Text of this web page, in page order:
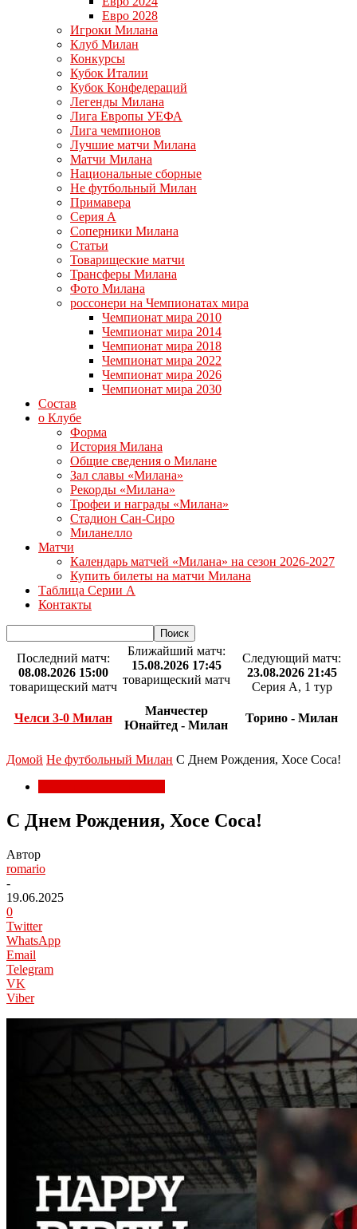
Евро 2028
Игроки Милана
Клуб Милан
Конкурсы
Кубок Италии
Кубок Конфедераций
Легенды Милана
Лига Европы УЕФА
Лига чемпионов
Лучшие матчи Милана
Матчи Милана
Национальные сборные
Не футбольный Милан
Примавера
Серия А
Соперники Милана
Статьи
Товарищеские матчи
Трансферы Милана
Фото Милана
россонери на Чемпионатах мира
Чемпионат мира 2010
Чемпионат мира 2014
Чемпионат мира 2018
Чемпионат мира 2022
Чемпионат мира 2026
Чемпионат мира 2030
Состав
о Клубе
Форма
История Милана
Общие сведения о Милане
Зал славы «Милана»
Рекорды «Милана»
Трофеи и награды «Милана»
Стадион Сан-Сиро
Миланелло
Матчи
Календарь матчей «Милана» на сезон 2026-2027
Купить билеты на матчи Милана
Таблица Серии А
Контакты
Последний матч:
08.08.2026 15:00
товарищеский матч
Челси 3-0 Милан
Ближайший матч:
15.08.2026 17:45
товарищеский матч
Манчестер
Юнайтед - Милан
Следующий матч:
23.08.2026 21:45
Серия А, 1 тур
Торино - Милан
Домой Не футбольный Милан С Днем Рождения, Хосе Соса!
С Днем Рождения, Хосе Соса!
Автор
romario
-
19.06.2025
0
Twitter
WhatsApp
Email
Telegram
VK
Viber